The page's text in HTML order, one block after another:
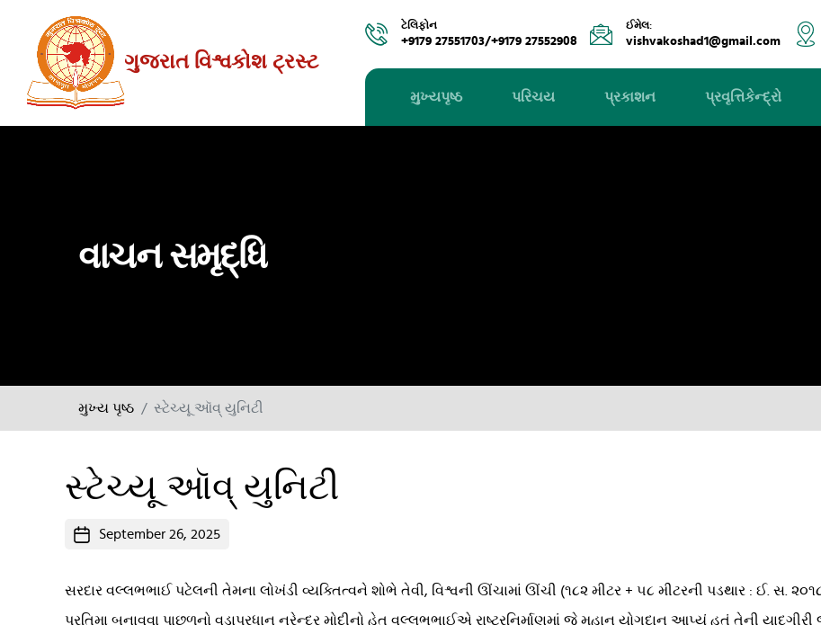
content
ગુજરાત વિશ્વકોશ ટ્રસ્ટ
ટેલિફોન
+9179 27551703/+9179 27552908
ઈમેલ:
vishvakoshad1@gmail.com
મુખ્યપૃષ્ઠ પરિચય પ્રકાશન પ્રવૃત્તિકેન્દ્રો
વાચન સમૃદ્ધિ
મુખ્ય પૃષ્ઠ સ્ટેચ્યૂ ઑવ્ યુનિટી
સ્ટેચ્યૂ ઑવ્ યુનિટી
PostSeptember 26, 2025
સરદાર વલ્લભભાઈ પટેલની તેમના લોખંડી વ્યક્તિત્વને શોભે તેવી, વિશ્વની ઊંચામાં ઊંચી (૧૮૨ મીટર + ૫૮ મીટરની પડથાર : ઈ. સ.
પ્રતિમા બનાવવા પાછળનો વડાપ્રધાન નરેન્દ્ર મોદીનો હેતુ વલ્લભભાઈએ રાષ્ટ્રનિર્માણમાં જે મહાન યોગદાન આપ્યું હતું તેની